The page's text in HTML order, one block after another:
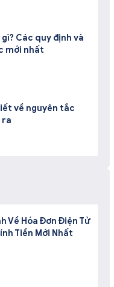
Các quy định và
mới nhất
về nguyên tắc
ra
Về Hóa Đơn Điện Tử
Tiền Mới Nhất